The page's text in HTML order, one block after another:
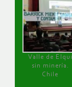
Valle de Elqui
sin minería.
Chile